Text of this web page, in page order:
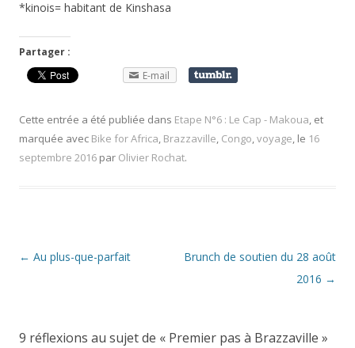
*kinois= habitant de Kinshasa
Partager :
E-mail
Cette entrée a été publiée dans Etape N°6 : Le Cap - Makoua, et
marquée avec Bike for Africa, Brazzaville, Congo,voyage, le 16
septembre 2016 par Olivier Rochat.
Navigation
← Au plus-que-parfait
Brunch de soutien du 28 août
2016 →
9 réflexions au sujet de « Premier pas à Brazzaville »